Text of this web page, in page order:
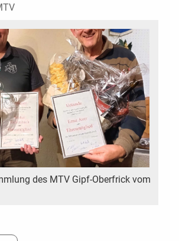
des MTV Gipf-Oberfrick vom